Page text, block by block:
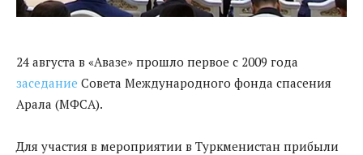
24 августа в «Авазе» прошло первое с 2009 года
заседание Совета Международного фонда спасения
Арала (МФСА).
Для участия в мероприятии в Туркменистан прибыли